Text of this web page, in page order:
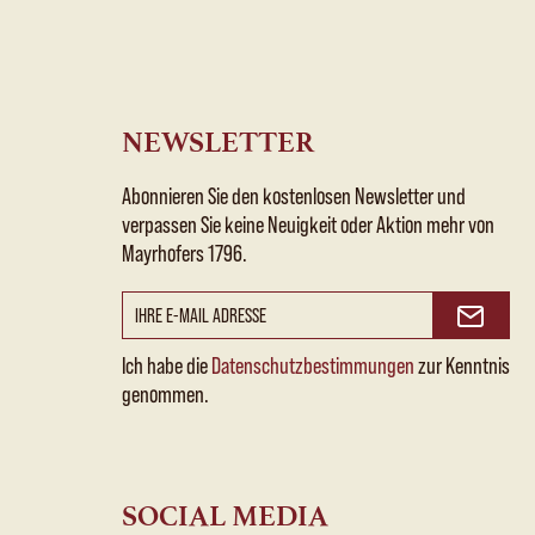
NEWSLETTER
Abonnieren Sie den kostenlosen Newsletter und
verpassen Sie keine Neuigkeit oder Aktion mehr von
Mayrhofers 1796.
Ich habe dieDatenschutzbestimmungenzur Kenntnis
genommen.
SOCIAL MEDIA